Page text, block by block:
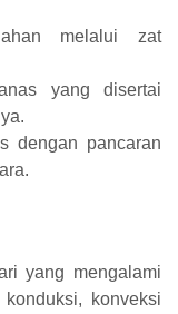
melalui zat
yang disertai
dengan pancaran
yang mengalami
konveksi